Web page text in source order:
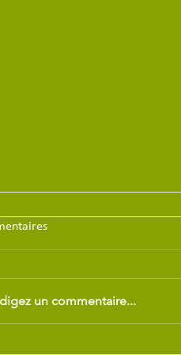
un commentaire...